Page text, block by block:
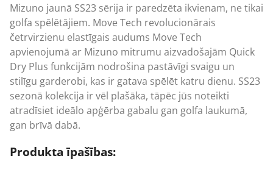
Mizuno jaunā SS23 sērija ir paredzēta ikvienam, ne tikai
golfa spēlētājiem. Move Tech revolucionārais
četrvirzienu elastīgais audums Move Tech
apvienojumā ar Mizuno mitrumu aizvadošajām Quick
Dry Plus funkcijām nodrošina pastāvīgi svaigu un
stilīgu garderobi, kas ir gatava spēlēt katru dienu. SS23
sezonā kolekcija ir vēl plašāka, tāpēc jūs noteikti
atradīsiet ideālo apģērba gabalu gan golfa laukumā,
gan brīvā dabā.
Produkta īpašības: